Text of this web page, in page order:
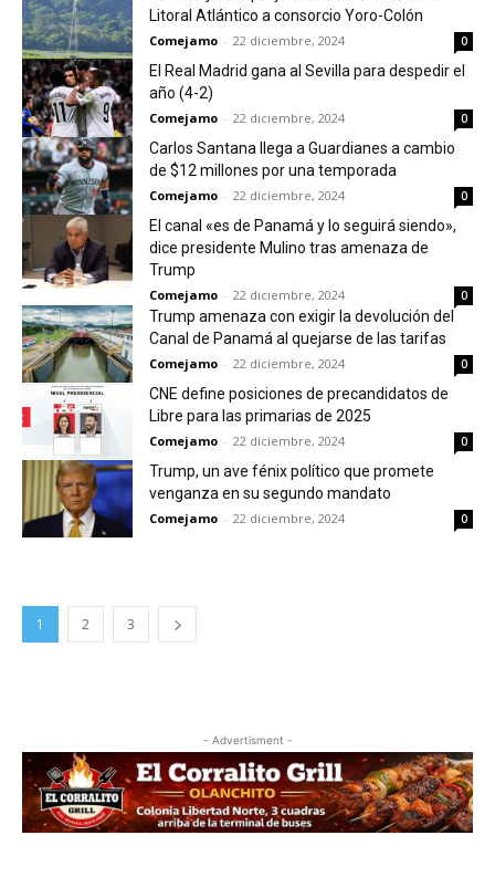
Litoral Atlántico a consorcio Yoro-Colón
Comejamo - 22 diciembre, 2024 0
El Real Madrid gana al Sevilla para despedir el
año (4-2)
Comejamo - 22 diciembre, 2024 0
Carlos Santana llega a Guardianes a cambio
de $12 millones por una temporada
Comejamo - 22 diciembre, 2024 0
El canal «es de Panamá y lo seguirá siendo»,
dice presidente Mulino tras amenaza de
Trump
Comejamo - 22 diciembre, 2024 0
Trump amenaza con exigir la devolución del
Canal de Panamá al quejarse de las tarifas
Comejamo - 22 diciembre, 2024 0
CNE define posiciones de precandidatos de
Libre para las primarias de 2025
Comejamo - 22 diciembre, 2024 0
Trump, un ave fénix político que promete
venganza en su segundo mandato
Comejamo - 22 diciembre, 2024 0
1 2 3
- Advertisment -